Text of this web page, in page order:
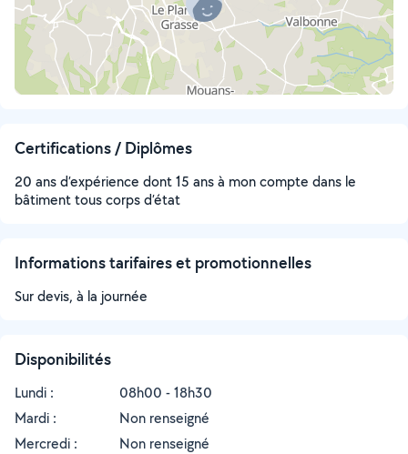
Certifications / Diplômes
20 ans d’expérience dont 15 ans à mon compte dans le
bâtiment tous corps d’état
Informations tarifaires et promotionnelles
Sur devis, à la journée
Disponibilités
Lundi :
08h00 - 18h30
Mardi :
Non renseigné
Mercredi :
Non renseigné